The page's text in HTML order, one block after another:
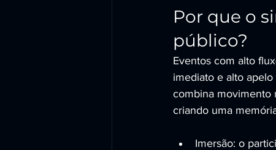
Por que o
público?
Eventos com alto
imediato e alto
combina movimento
criando uma
Imersão: o